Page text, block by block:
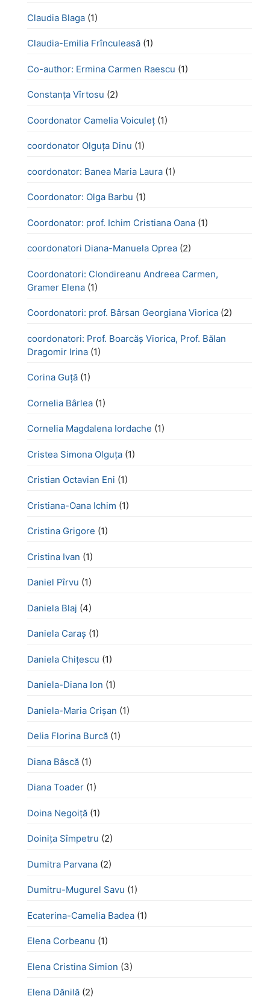
Claudia Blaga (1)
Claudia-Emilia Frînculeasă (1)
Co-author: Ermina Carmen Raescu (1)
Constanța Vîrtosu (2)
Coordonator Camelia Voiculeț (1)
coordonator Olguța Dinu (1)
coordonator: Banea Maria Laura (1)
Coordonator: Olga Barbu (1)
Coordonator: prof. Ichim Cristiana Oana (1)
coordonatori Diana-Manuela Oprea (2)
Coordonatori: Clondireanu Andreea Carmen,
Gramer Elena (1)
Coordonatori: prof. Bârsan Georgiana Viorica (2)
coordonatori: Prof. Boarcăș Viorica, Prof. Bălan
Dragomir Irina (1)
Corina Guță (1)
Cornelia Bârlea (1)
Cornelia Magdalena Iordache (1)
Cristea Simona Olguța (1)
Cristian Octavian Eni (1)
Cristiana-Oana Ichim (1)
Cristina Grigore (1)
Cristina Ivan (1)
Daniel Pîrvu (1)
Daniela Blaj (4)
Daniela Caraș (1)
Daniela Chiţescu (1)
Daniela-Diana Ion (1)
Daniela-Maria Crișan (1)
Delia Florina Burcă (1)
Diana Bâscă (1)
Diana Toader (1)
Doina Negoiță (1)
Doinița Sîmpetru (2)
Dumitra Parvana (2)
Dumitru-Mugurel Savu (1)
Ecaterina-Camelia Badea (1)
Elena Corbeanu (1)
Elena Cristina Simion (3)
Elena Dănilă (2)